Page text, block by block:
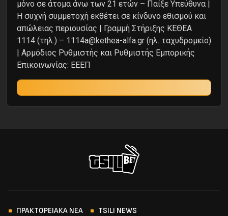
μόνο σε άτομα άνω των 21 ετών – Παίξε Υπεύθυνα |
Η συχνή συμμετοχή εκθέτει σε κίνδυνο εθισμού και
απώλειας περιουσίας | Γραμμή Στήριξης ΚΕΘΕΑ
1114 (τηλ.) – 1114a@kethea-alfa.gr (ηλ. ταχυδρομείο)
| Αρμόδιος Ρυθμιστής και Ρυθμιστής Εμπορικής
Επικοινωνίας: ΕΕΕΠ
ΠΡΑΚΤΟΡΕΙΑΚΑ ΝΕΑ
TSILI NEWS